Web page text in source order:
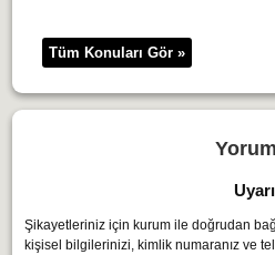
Tüm Konuları Gör »
Şikayetleriniz için kurum ile doğrudan
kişisel bilgilerinizi, kimlik numaranız ve